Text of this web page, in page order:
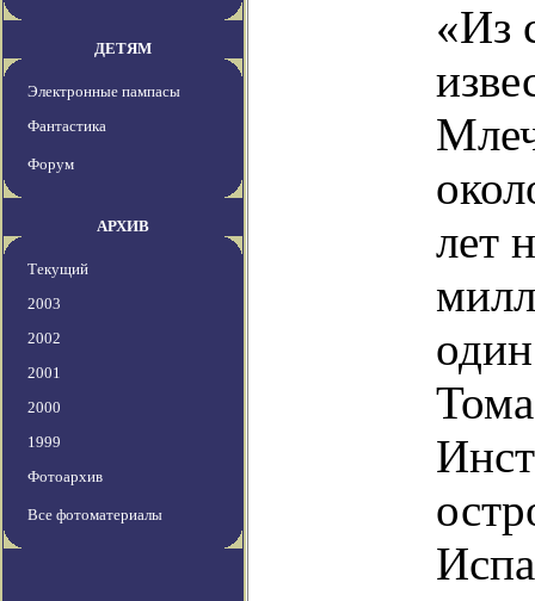
ДЕТЯМ
Электронные пампасы
Фантастика
Форум
АРХИВ
Текущий
2003
2002
2001
2000
1999
Фотоархив
Все фотоматериалы
«Из
лет